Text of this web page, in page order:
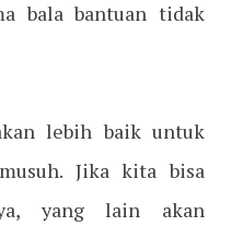
bala bantuan tidak
lebih baik untuk
Jika kita bisa
yang lain akan